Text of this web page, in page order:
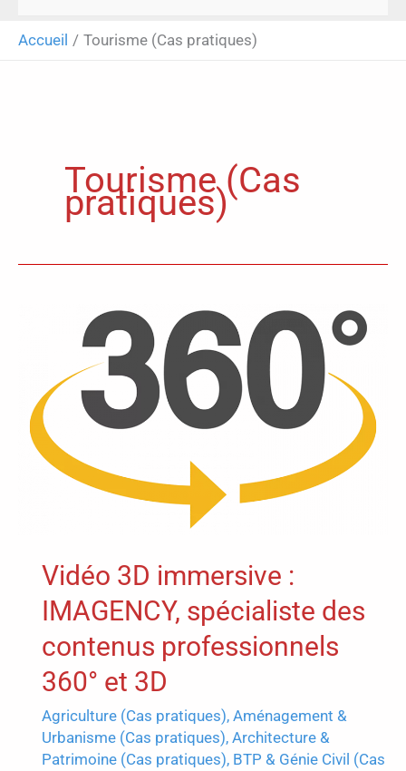
Accueil Tourisme (Cas pratiques)
Tourisme (Cas
pratiques)
Vidéo 3D immersive :
IMAGENCY, spécialiste des
contenus professionnels
360° et 3D
Agriculture (Cas pratiques), Aménagement &
Urbanisme (Cas pratiques), Architecture &
Patrimoine (Cas pratiques), BTP & Génie Civil (Cas